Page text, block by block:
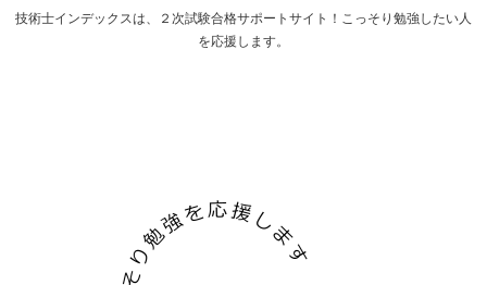
技術士インデックスは、２次試験合格サポートサイト！こっそり勉強したい人
を応援します。